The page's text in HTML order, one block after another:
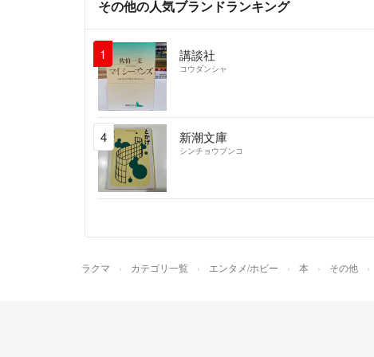
その他の人気ブランドランキング
1 講談社
コウダンシャ
4 新潮文庫
シンチョウブンコ
ラクマ カテゴリ一覧 エンタメ/ホビー 本 その他